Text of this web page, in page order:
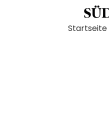
Startseite